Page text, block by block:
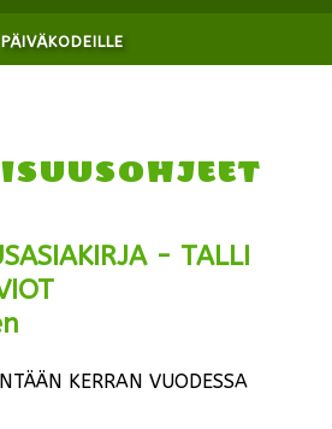
PÄIVÄKODEILLE
- TALLI
KERRAN VUODESSA